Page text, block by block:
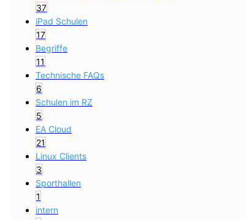
37
iPad Schulen
17
Begriffe
11
Technische FAQs
6
Schulen im RZ
5
EA Cloud
21
Linux Clients
3
Sporthallen
1
intern